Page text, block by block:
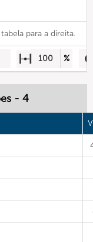
para a direita.
100 %
- 4